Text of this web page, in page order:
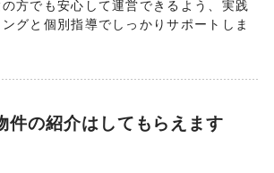
方でも安心して運営できるよう、実践
グと個別指導でしっかりサポートしま
件の紹介はしてもらえます